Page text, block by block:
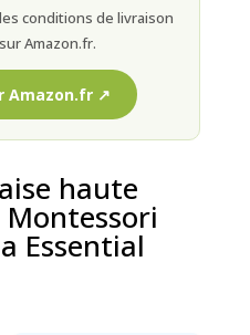
conditions de livraison
Amazon.fr.
Amazon.fr ↗
haute
Essential